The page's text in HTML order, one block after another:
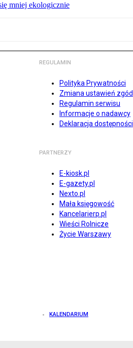
mniej ekologicznie
REGULAMIN
Polityka Prywatności
Zmiana ustawień zgód
Regulamin serwisu
Informacje o nadawcy
Deklaracja dostępności
PARTNERZY
E-kiosk.pl
E-gazety.pl
Nexto.pl
Mała księgowość
Kancelarierp.pl
Wieści Rolnicze
Życie Warszawy
KALENDARIUM